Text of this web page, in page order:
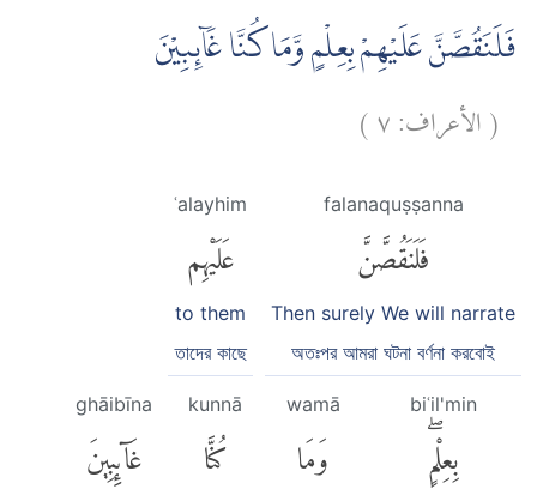
فَلَنَقُصَّنَّ عَلَيْهِمْ بِعِلْمٍ وَّمَا كُنَّا غَاۤىِٕبِيْنَ
(الأعراف:٧)
falanaquṣṣanna
فَلَنَقُصَّنَّ
Then surely We will narrate
অতঃপর আমরা ঘটনা বর্ণনা করবোই
ʿalayhim
عَلَيْهِم
to them
তাদের কাছে
biʿil'min
بِعِلْمٍۖ
wamā
وَمَا
kunnā
كُنَّا
ghāibīna
غَآئِبِينَ